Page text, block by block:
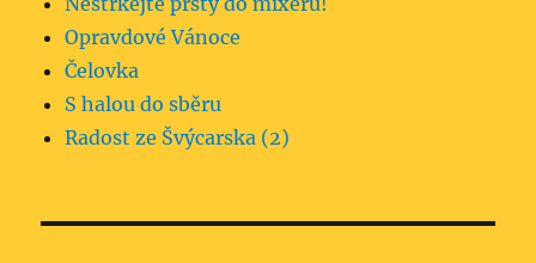
Opravdové Vánoce
Čelovka
S halou do sběru
Radost ze Švýcarska (2)